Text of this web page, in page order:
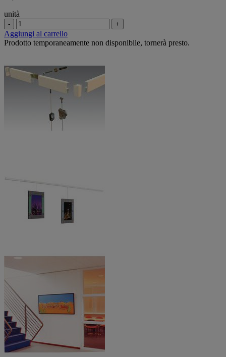
unità
- +
Aggiungi al carrello
Prodotto temporaneamente non disponibile, tornerà presto.